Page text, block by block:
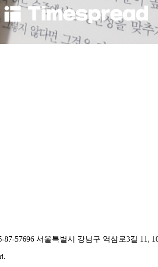
87-57696 서울특별시 강남구 역삼로3길 11,